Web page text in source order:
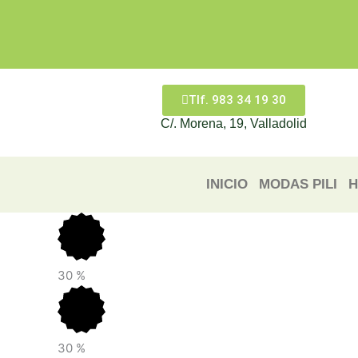
Tlf. 983 34 19 30
C/. Morena, 19, Valladolid
INICIO MODAS PILI
30 %
30 %